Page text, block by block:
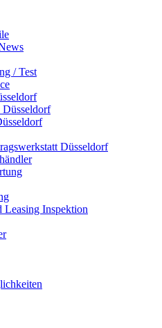
/ Test
Düsseldorf
Düsseldorf
Leasing Inspektion